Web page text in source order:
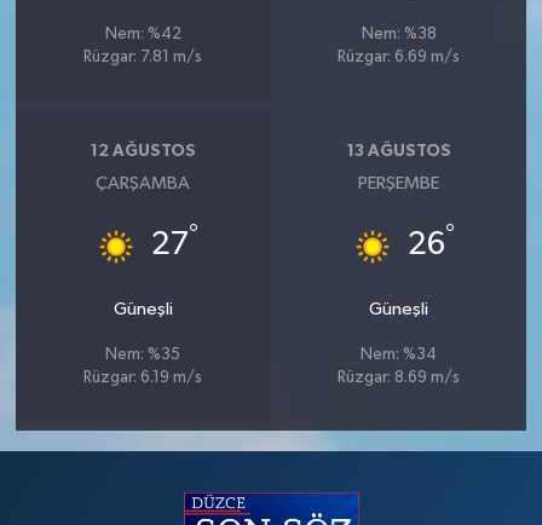
Nem: %42
Rüzgar: 7.81 m/s
Nem: %38
Rüzgar: 6.69 m/s
12 AĞUSTOS
ÇARŞAMBA
27°
Güneşli
Nem: %35
Rüzgar: 6.19 m/s
13 AĞUSTOS
PERŞEMBE
26°
Güneşli
Nem: %34
Rüzgar: 8.69 m/s